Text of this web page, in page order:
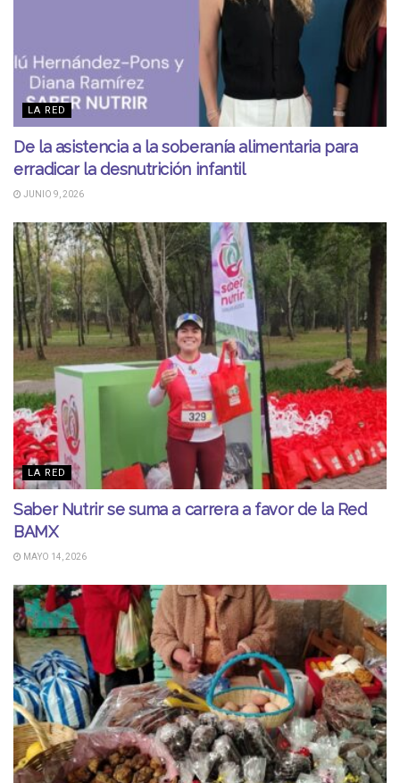
LA RED
De la asistencia a la soberanía alimentaria para
erradicar la desnutrición infantil
JUNIO 9, 2026
LA RED
Saber Nutrir se suma a carrera a favor de la Red
BAMX
MAYO 14, 2026